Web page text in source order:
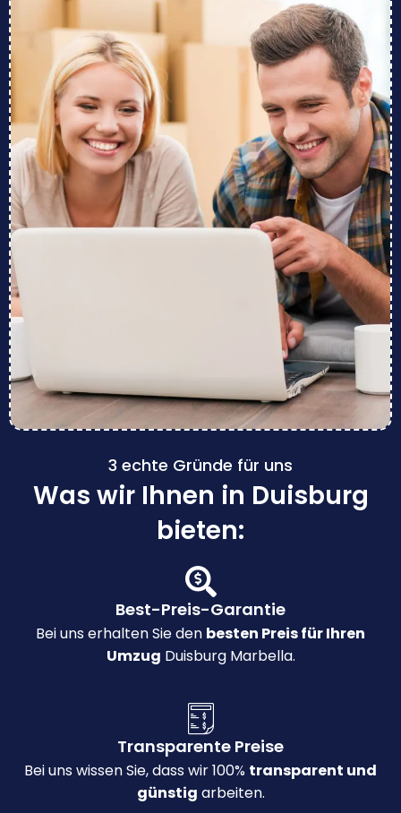
3 echte Gründe für uns
Was wir Ihnen in Duisburg
bieten:
Best-Preis-Garantie
Bei uns erhalten Sie den besten Preis für Ihren
Umzug Duisburg Marbella.
Transparente Preise
Bei uns wissen Sie, dass wir 100% transparent und
günstig arbeiten.